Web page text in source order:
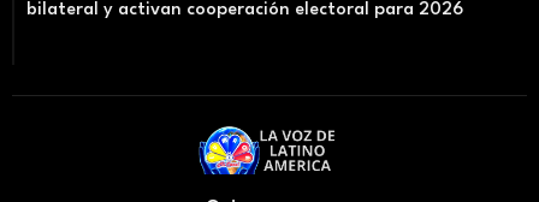
bilateral y activan cooperación electoral para 2026